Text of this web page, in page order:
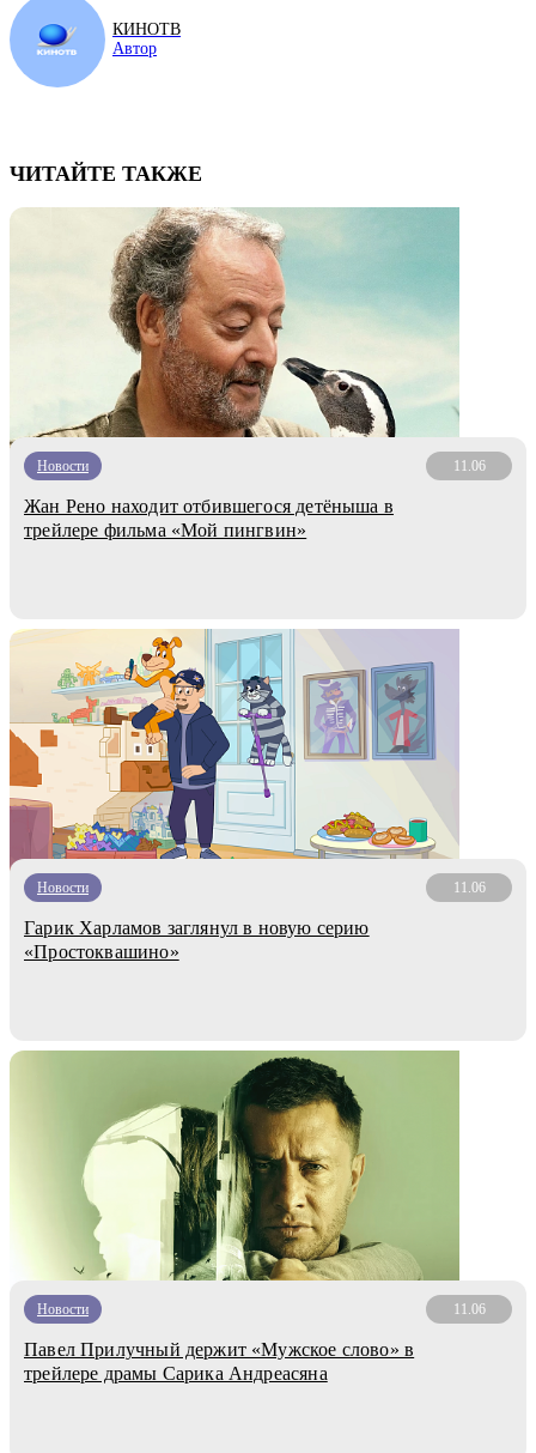
КИНОТВ
Автор
ЧИТАЙТЕ ТАКЖЕ
Новости 11.06
Жан Рено находит отбившегося детёныша в
трейлере фильма «Мой пингвин»
Новости 11.06
Гарик Харламов заглянул в новую серию
«Простоквашино»
Новости 11.06
Павел Прилучный держит «Мужское слово» в
трейлере драмы Сарика Андреасяна